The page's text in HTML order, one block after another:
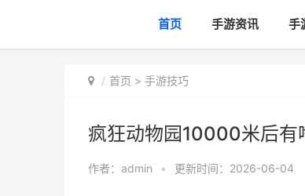
首页 手游资讯 手
首页 > 手游技巧
疯狂动物园10000米后有
作者： admin • 更新时间：2026-06-04